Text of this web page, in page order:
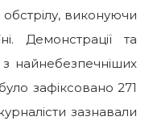
виконуючи
Демонстрації та
найнебезпечніших
зафіксовано 271
зазнавали